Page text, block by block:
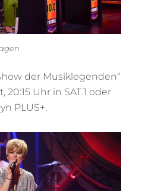
der Musiklegenden“
20:15 Uhr in SAT.1 oder
PLUS+.